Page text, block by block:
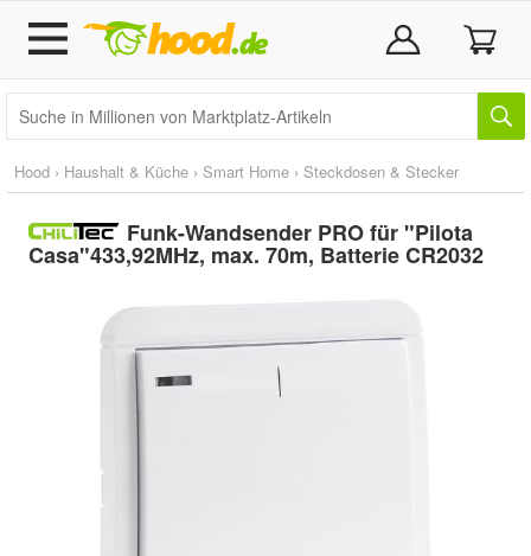
Hood › Haushalt & Küche › Smart Home › Steckdosen & Stecker
Funk-Wandsender PRO für "Pilota
Casa"433,92MHz, max. 70m, Batterie CR2032